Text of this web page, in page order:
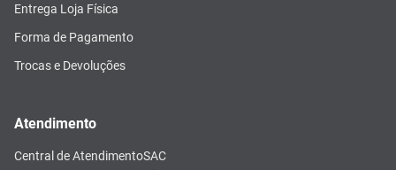
Entrega Loja Física
Forma de Pagamento
Trocas e Devoluções
Atendimento
Central de AtendimentoSAC